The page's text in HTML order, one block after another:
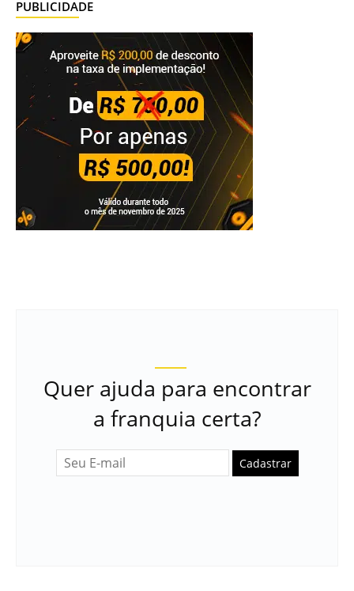
PUBLICIDADE
Quer ajuda para encontrar
a franquia certa?
Cadastrar